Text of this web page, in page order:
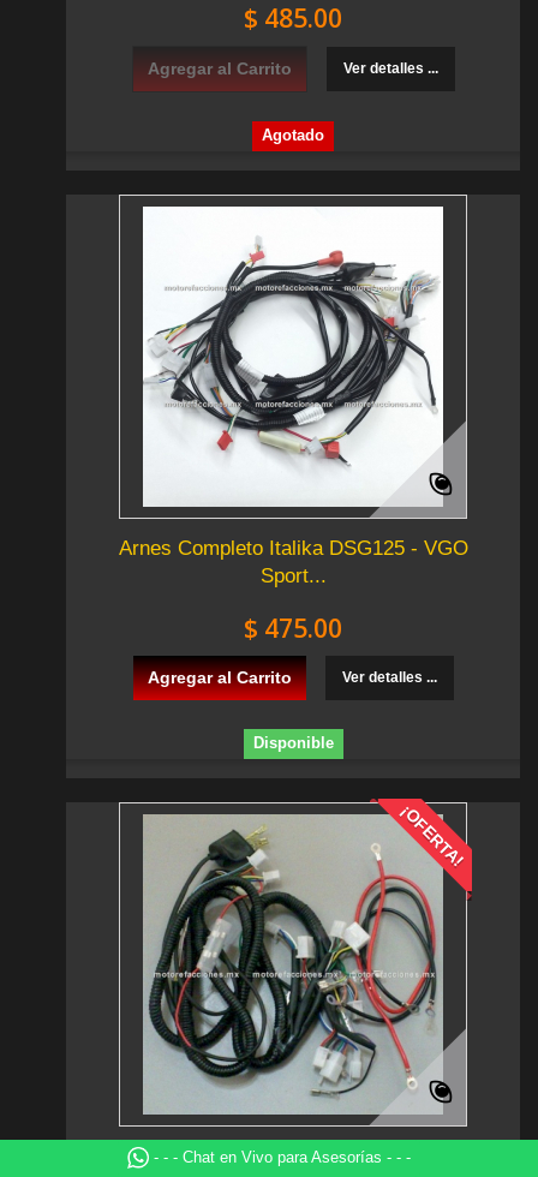
$ 485.00
Agregar al Carrito Ver detalles ...
Agotado
Arnes Completo Italika DSG125 - VGO
Sport...
$ 475.00
Agregar al Carrito Ver detalles ...
Disponible
¡OFERTA!
Arnes Completo Italika WS150 - WS175 -...
- - - Chat en Vivo para Asesorías - - -